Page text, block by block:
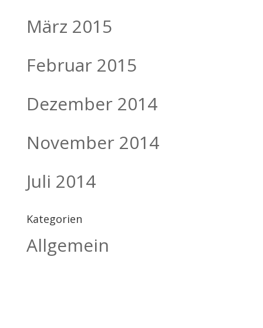
März 2015
Februar 2015
Dezember 2014
November 2014
Juli 2014
Kategorien
Allgemein